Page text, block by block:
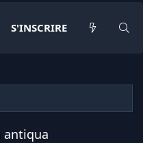
S'INSCRIRE
antiqua